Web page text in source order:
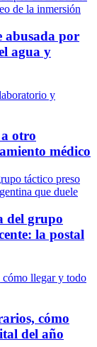
abusada por
agua y
otro
médico
del grupo
la postal
cómo
del año